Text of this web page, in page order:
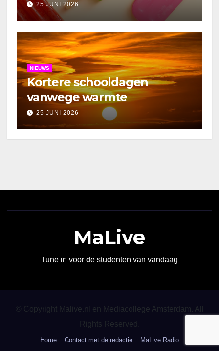
25 JUNI 2026
NIEUWS
Kortere schooldagen
vanwege warmte
25 JUNI 2026
MaLive
Tune in voor de studenten van vandaag
© Copyright Malive.nl en Mediacollege Amsterdam. All
Rights Reserved.
Home Contact met de redactie MaLive Radio